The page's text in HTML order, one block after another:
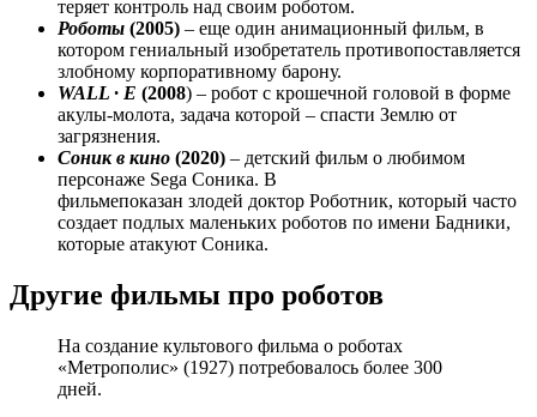
теряет контроль над своим роботом.
Роботы (2005) – еще один анимационный фильм, в
котором гениальный изобретатель противопоставляется
злобному корпоративному барону.
WALL · E (2008) – робот с крошечной головой в форме
акулы-молота, задача которой – спасти Землю от
загрязнения.
Соник в кино (2020) – детский фильм о любимом
персонаже Sega Соника. В
фильмепоказан злодей доктор Роботник, который часто
создает подлых маленьких роботов по имени Бадники,
которые атакуют Соника.
Другие фильмы про роботов
На создание культового фильма о роботах
«Метрополис» (1927) потребовалось более 300
дней.